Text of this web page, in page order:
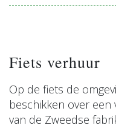
Fiets verhuur
Op de fiets de
beschikken over
van de Zweedse